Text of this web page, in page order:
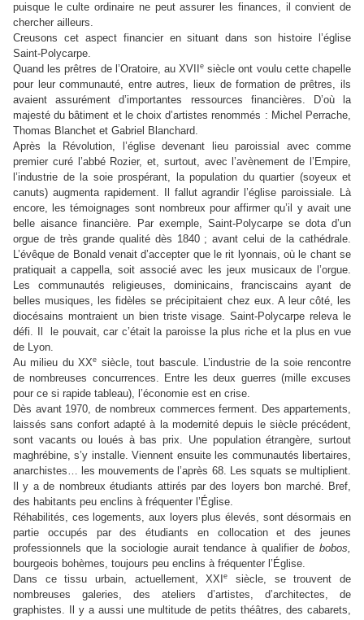
puisque le culte ordinaire ne peut assurer les finances, il convient de
chercher ailleurs.
Creusons cet aspect financier en situant dans son histoire l’église
Saint-Polycarpe.
Quand les prêtres de l’Oratoire, au XVIIe siècle ont voulu cette chapelle
pour leur communauté, entre autres, lieux de formation de prêtres, ils
avaient assurément d’importantes ressources financières. D’où la
majesté du bâtiment et le choix d’artistes renommés : Michel Perrache,
Thomas Blanchet et Gabriel Blanchard.
Après la Révolution, l’église devenant lieu paroissial avec comme
premier curé l’abbé Rozier, et, surtout, avec l’avènement de l’Empire,
l’industrie de la soie prospérant, la population du quartier (soyeux et
canuts) augmenta rapidement. Il fallut agrandir l’église paroissiale. Là
encore, les témoignages sont nombreux pour affirmer qu’il y avait une
belle aisance financière. Par exemple, Saint-Polycarpe se dota d’un
orgue de très grande qualité dès 1840 ; avant celui de la cathédrale.
L’évêque de Bonald venait d’accepter que le rit lyonnais, où le chant se
pratiquait a cappella, soit associé avec les jeux musicaux de l’orgue.
Les communautés religieuses, dominicains, franciscains ayant de
belles musiques, les fidèles se précipitaient chez eux. A leur côté, les
diocésains montraient un bien triste visage. Saint-Polycarpe releva le
défi. Il le pouvait, car c’était la paroisse la plus riche et la plus en vue
de Lyon.
Au milieu du XXe siècle, tout bascule. L’industrie de la soie rencontre
de nombreuses concurrences. Entre les deux guerres (mille excuses
pour ce si rapide tableau), l’économie est en crise.
Dès avant 1970, de nombreux commerces ferment. Des appartements,
laissés sans confort adapté à la modernité depuis le siècle précédent,
sont vacants ou loués à bas prix. Une population étrangère, surtout
maghrébine, s’y installe. Viennent ensuite les communautés libertaires,
anarchistes… les mouvements de l’après 68. Les squats se multiplient.
Il y a de nombreux étudiants attirés par des loyers bon marché. Bref,
des habitants peu enclins à fréquenter l’Église.
Réhabilités, ces logements, aux loyers plus élevés, sont désormais en
partie occupés par des étudiants en collocation et des jeunes
professionnels que la sociologie aurait tendance à qualifier de bobos,
bourgeois bohèmes, toujours peu enclins à fréquenter l’Église.
Dans ce tissu urbain, actuellement, XXIe
siècle, se trouvent de
nombreuses galeries, des ateliers d’artistes, d’architectes, de
graphistes. Il y a aussi une multitude de petits théâtres, des cabarets,